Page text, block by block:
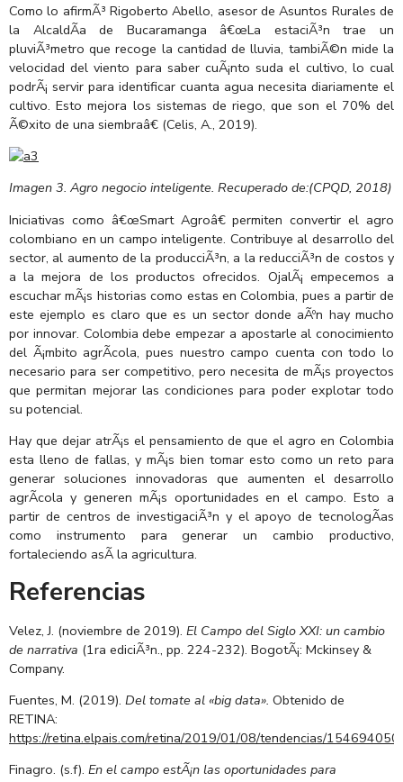
Como lo afirmÃ³ Rigoberto Abello, asesor de Asuntos Rurales de
la AlcaldÃ­a de Bucaramanga â€œLa estaciÃ³n trae un
pluviÃ³metro que recoge la cantidad de lluvia, tambiÃ©n mide la
velocidad del viento para saber cuÃ¡nto suda el cultivo, lo cual
podrÃ¡ servir para identificar cuanta agua necesita diariamente el
cultivo. Esto mejora los sistemas de riego, que son el 70% del
Ã©xito de una siembraâ€ (Celis, A., 2019).
Imagen 3. Agro negocio inteligente. Recuperado de:(CPQD, 2018)
Iniciativas como â€œSmart Agroâ€ permiten convertir el agro
colombiano en un campo inteligente. Contribuye al desarrollo del
sector, al aumento de la producciÃ³n, a la reducciÃ³n de costos y
a la mejora de los productos ofrecidos. OjalÃ¡ empecemos a
escuchar mÃ¡s historias como estas en Colombia, pues a partir de
este ejemplo es claro que es un sector donde aÃºn hay mucho
por innovar. Colombia debe empezar a apostarle al conocimiento
del Ã¡mbito agrÃ­cola, pues nuestro campo cuenta con todo lo
necesario para ser competitivo, pero necesita de mÃ¡s proyectos
que permitan mejorar las condiciones para poder explotar todo
su potencial.
Hay que dejar atrÃ¡s el pensamiento de que el agro en Colombia
esta lleno de fallas, y mÃ¡s bien tomar esto como un reto para
generar soluciones innovadoras que aumenten el desarrollo
agrÃ­cola y generen mÃ¡s oportunidades en el campo. Esto a
partir de centros de investigaciÃ³n y el apoyo de tecnologÃ­as
como instrumento para generar un cambio productivo,
fortaleciendo asÃ­ la agricultura.
Referencias
Velez, J. (noviembre de 2019). El Campo del Siglo XXI: un cambio
de narrativa (1ra ediciÃ³n., pp. 224-232). BogotÃ¡: Mckinsey &
Company.
Fuentes, M. (2019). Del tomate al «big data». Obtenido de
RETINA:
https://retina.elpais.com/retina/2019/01/08/tendencias/
Finagro. (s.f). En el campo estÃ¡n las oportunidades para